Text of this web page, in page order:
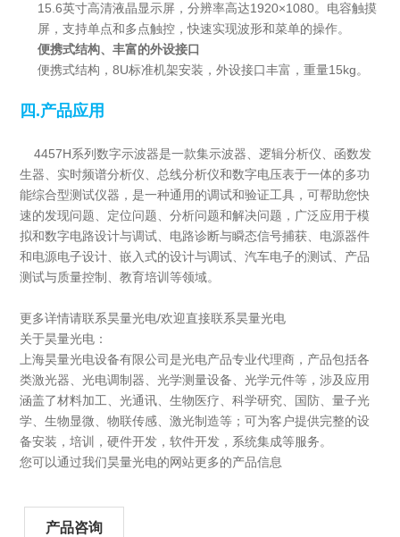
15.6英寸高清液晶显示屏，分辨率高达1920×1080。电容触摸
屏，支持单点和多点触控，快速实现波形和菜单的操作。
便携式结构、丰富的外设接口
便携式结构，8U标准机架安装，外设接口丰富，重量15kg。
四.产品应用
4457H系列数字示波器是一款集示波器、逻辑分析仪、函数发
生器、实时频谱分析仪、总线分析仪和数字电压表于一体的多功
能综合型测试仪器，是一种通用的调试和验证工具，可帮助您快
速的发现问题、定位问题、分析问题和解决问题，广泛应用于模
拟和数字电路设计与调试、电路诊断与瞬态信号捕获、电源器件
和电源电子设计、嵌入式的设计与调试、汽车电子的测试、产品
测试与质量控制、教育培训等领域。
更多详情请联系昊量光电/欢迎直接联系昊量光电
关于昊量光电：
上海昊量光电设备有限公司是光电产品专业代理商，产品包括各
类激光器、光电调制器、光学测量设备、光学元件等，涉及应用
涵盖了材料加工、光通讯、生物医疗、科学研究、国防、量子光
学、生物显微、物联传感、激光制造等；可为客户提供完整的设
备安装，培训，硬件开发，软件开发，系统集成等服务。
您可以通过我们昊量光电的网站更多的产品信息
产品咨询